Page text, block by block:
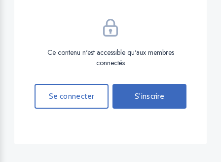
Ce contenu n'est accessible qu'aux membres
connectés
Se connecter S'inscrire